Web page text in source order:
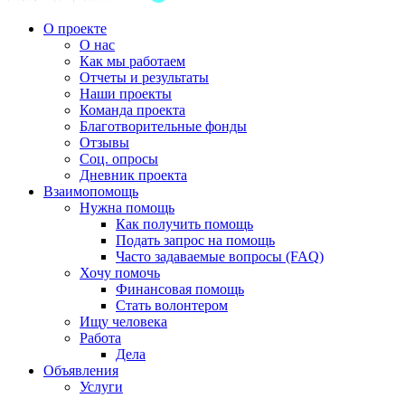
О проекте
О нас
Как мы работаем
Отчеты и результаты
Наши проекты
Команда проекта
Благотворительные фонды
Отзывы
Соц. опросы
Дневник проекта
Взаимопомощь
Нужна помощь
Как получить помощь
Подать запрос на помощь
Часто задаваемые вопросы (FAQ)
Хочу помочь
Финансовая помощь
Стать волонтером
Ищу человека
Работа
Дела
Объявления
Услуги